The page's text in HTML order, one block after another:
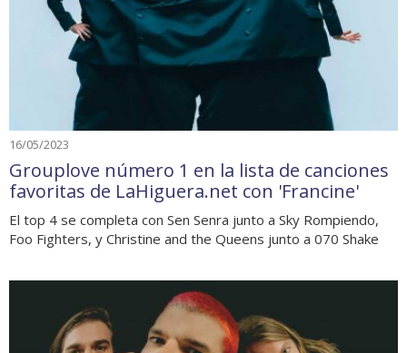
16/05/2023
Grouplove número 1 en la lista de canciones
favoritas de LaHiguera.net con 'Francine'
El top 4 se completa con Sen Senra junto a Sky Rompiendo,
Foo Fighters, y Christine and the Queens junto a 070 Shake